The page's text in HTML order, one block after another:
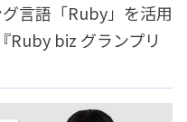
言語「Ruby」を活用
Ruby biz グランプリ